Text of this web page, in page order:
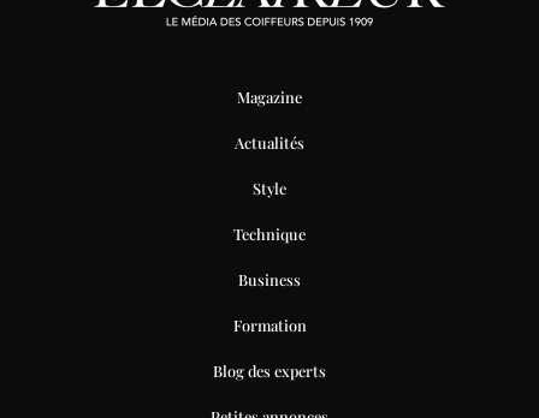
Magazine
Actualités
Style
Technique
Business
Formation
Blog des experts